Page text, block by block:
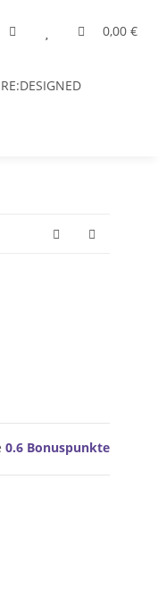
0,00 €
RE:DESIGNED
0.6 Bonuspunkte